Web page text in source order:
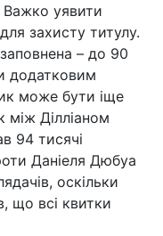
уявити
захисту титулу.
– до 90
додатковим
може бути іще
Ділліаном
94 тисячі
Даніеля Дюбуа
оскільки
що всі квитки